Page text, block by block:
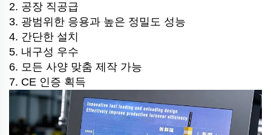
2. 공장 직공급
3. 광범위한 응용과 높은 정밀도 성능
4. 간단한 설치
5. 내구성 우수
6. 모든 사양 맞춤 제작 가능
7. CE 인증 획득